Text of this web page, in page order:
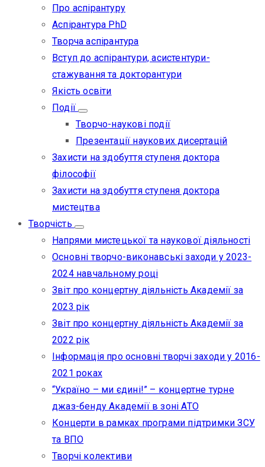
Про аспірантуру
Аспірантура PhD
Творча аспірантура
Вступ до аспірантури, асистентури-
стажування та докторантури
Якість освіти
Події
Творчо-наукові події
Презентації наукових дисертацій
Захисти на здобуття ступеня доктора
філософії
Захисти на здобуття ступеня доктора
мистецтва
Творчість
Напрями мистецької та наукової діяльності
Основні творчо-виконавські заходи у 2023-
2024 навчальному році
Звіт про концертну діяльність Академії за
2023 рік
Звіт про концертну діяльність Академії за
2022 рік
Інформація про основні творчі заходи у 2016-
2021 роках
“Україно – ми єдині!” – концертне турне
джаз-бенду Академії в зоні АТО
Концерти в рамках програми підтримки ЗСУ
та ВПО
Творчі колективи